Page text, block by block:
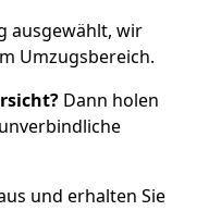
ausgewählt, wir
Umzugsbereich.
Dann holen
und erhalten Sie